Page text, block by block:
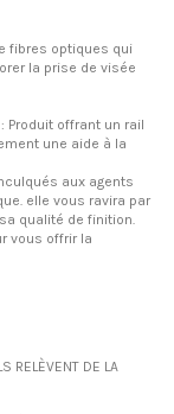
fibres optiques qui
la prise de visée
Produit offrant un rail
une aide à la
aux agents
elle vous ravira par
qualité de finition.
vous offrir la
RELÈVENT DE LA